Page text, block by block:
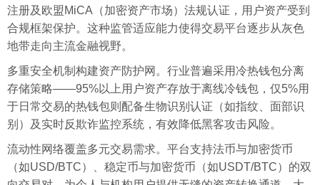
注册及欧盟MiCA（加密资产市场）法规认证，用户资产受到
合规框架保护。这种监管适应能力使得交易平台逐步从灰色
地带走向主流金融视野。
多重安全机制构建资产防护网。行业普遍采用冷热钱包分离
存储策略——95%以上用户资产存放于离线冷钱包，仅5%用
于日常交易的热钱包则配备生物识别认证（如指纹、面部识
别）及实时反欺诈监控系统，有效降低黑客攻击风险。
流动性网络覆盖多元交易需求。平台支持法币与加密货币
（如USD/BTC）、稳定币与加密货币（如USDT/BTC）的双